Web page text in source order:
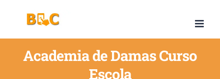
o
conteúdoAcademia de Damas Curso
Escola